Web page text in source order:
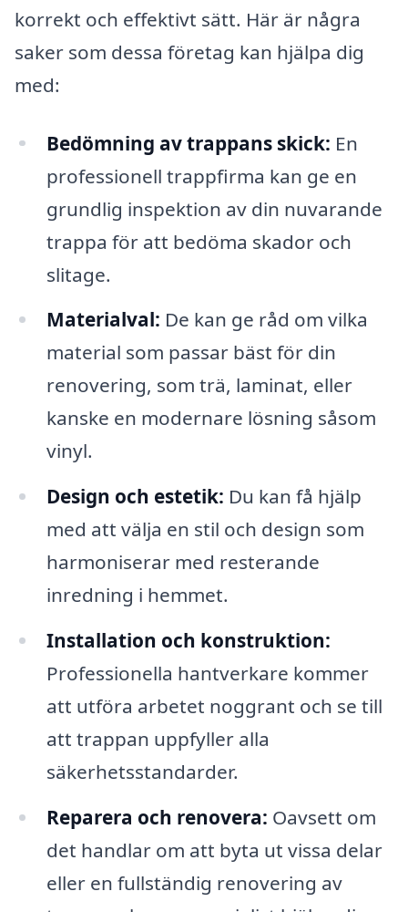
korrekt och effektivt sätt. Här är några
saker som dessa företag kan hjälpa dig
med:
Bedömning av trappans skick: En
professionell trappfirma kan ge en
grundlig inspektion av din nuvarande
trappa för att bedöma skador och
slitage.
Materialval: De kan ge råd om vilka
material som passar bäst för din
renovering, som trä, laminat, eller
kanske en modernare lösning såsom
vinyl.
Design och estetik: Du kan få hjälp
med att välja en stil och design som
harmoniserar med resterande
inredning i hemmet.
Installation och konstruktion:
Professionella hantverkare kommer
att utföra arbetet noggrant och se till
att trappan uppfyller alla
säkerhetsstandarder.
Reparera och renovera: Oavsett om
det handlar om att byta ut vissa delar
eller en fullständig renovering av